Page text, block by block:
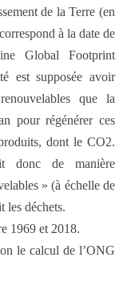
de la Terre (en
à la date de
Global Footprint
est supposée avoir
que la
pour régénérer ces
dont le CO2.
donc de manière
» (à échelle de
les déchets.
1969 et 2018.
le calcul de l’ONG